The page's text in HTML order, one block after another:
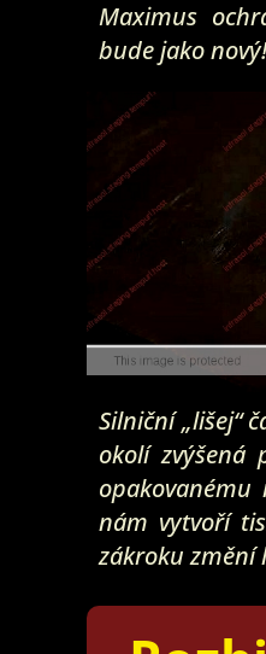
Maximus
bude jako nový!
Silniční „lišej“
okolí zvýšená
nám vytvoří
zákroku změní